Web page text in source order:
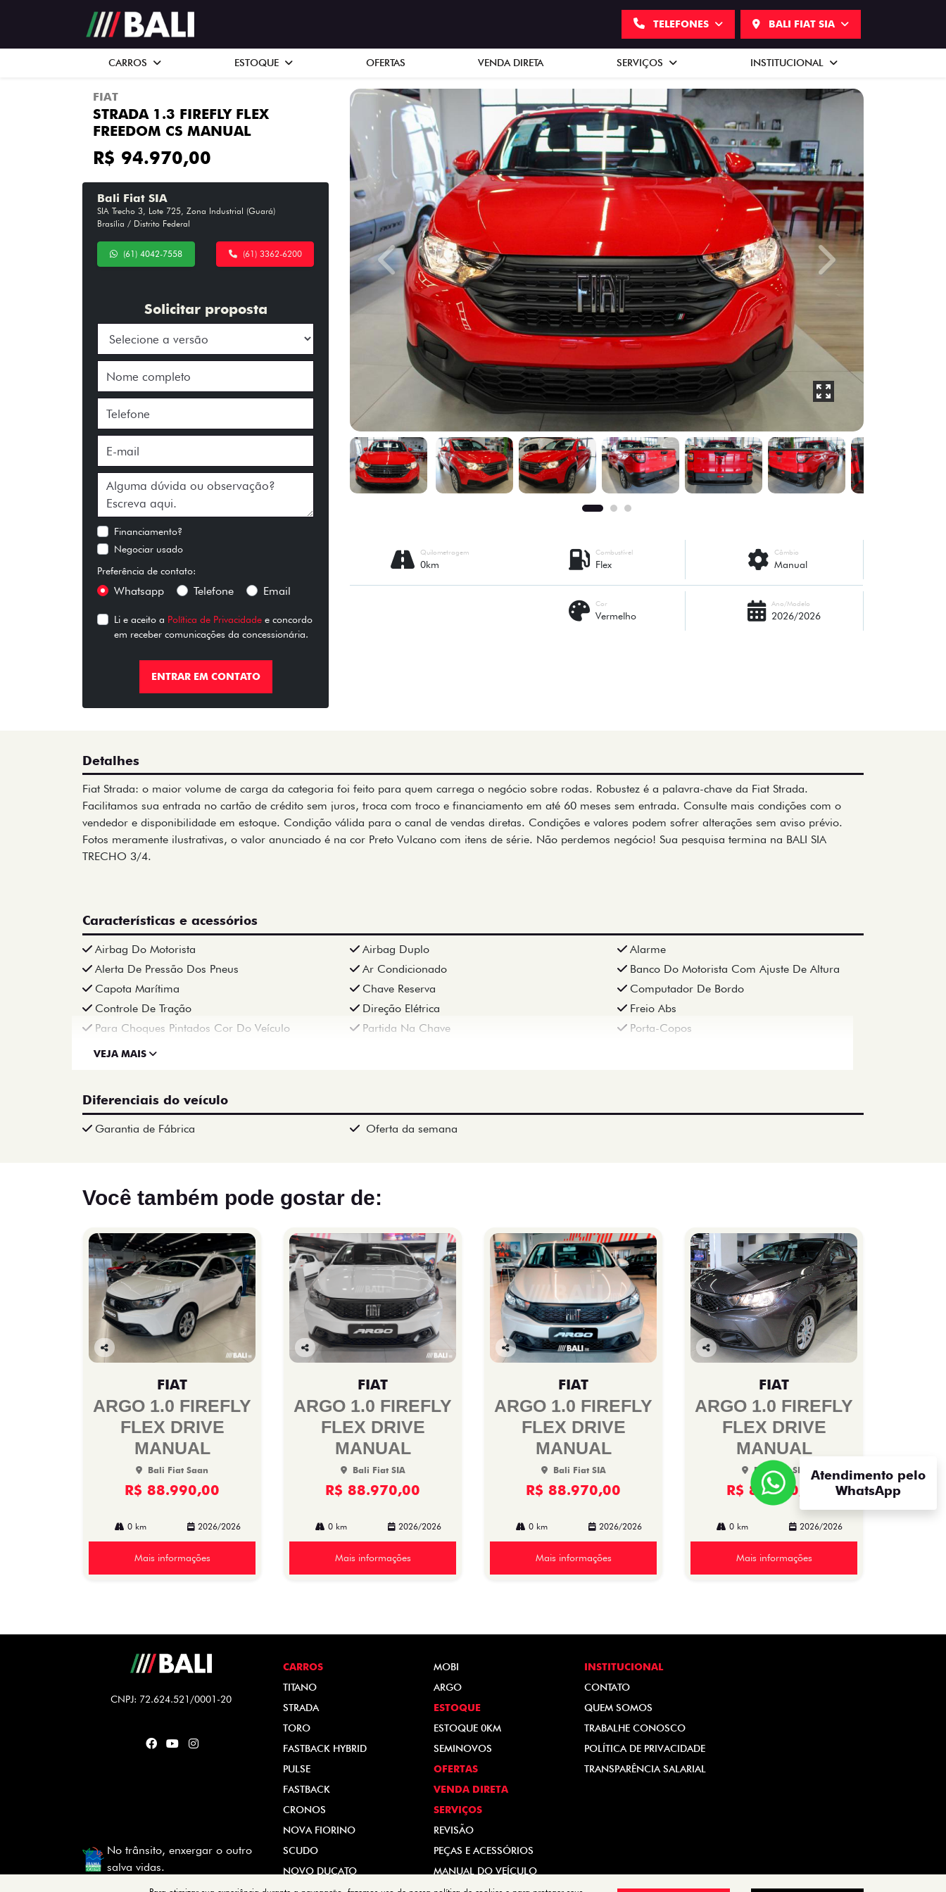
TELEFONES BALI FIAT SIA
CARROS ESTOQUE OFERTAS VENDA DIRETA SERVIÇOS INSTITUCIONAL
FIAT
STRADA 1.3 FIREFLY FLEX
FREEDOM CS MANUAL
R$ 94.970,00
Bali Fiat SIA
SIA Trecho 3, Lote 725, Zona Industrial (Guará)
Brasília / Distrito Federal
(61) 3362-6200
(61) 4042-7558
Solicitar proposta
Financiamento?
Negociar usado
Preferência de contato:
Whatsapp Telefone Email
Li e aceito a Política de Privacidade e concordo
em receber comunicações da concessionária.
ENTRAR EM CONTATO
Previous Next
Câmbio
Manual
Combustível
Flex
Quilometragem
0km
Ano/Modelo
2026/2026
Cor
Vermelho
Detalhes
Fiat Strada: o maior volume de carga da categoria foi feito para quem carrega o negócio sobre rodas. Robustez é a palavra-chave da Fiat Strada.
Facilitamos sua entrada no cartão de crédito sem juros, troca com troco e financiamento em até 60 meses sem entrada. Consulte mais condições com o
vendedor e disponibilidade em estoque. Condição válida para o canal de vendas diretas. Condições e valores podem sofrer alterações sem aviso prévio.
Fotos meramente ilustrativas, o valor anunciado é na cor Preto Vulcano com itens de série. Não perdemos negócio! Sua pesquisa termina na BALI SIA
TRECHO 3/4.
Características e acessórios
Airbag Do Motorista Airbag Duplo
Alarme
Alerta De Pressão Dos Pneus
Ar Condicionado
Banco Do Motorista Com Ajuste De Altura
Capota Marítima
Chave Reserva
Computador De Bordo
Controle De Tração
Direção Elétrica
Freio Abs
Para Choques Pintados Cor Do Veículo
Partida Na Chave Porta-Copos
VEJA MAIS
Diferenciais do veículo
Garantia de Fábrica Oferta da semana
Você também pode gostar de:
Co
lhe
FIAT
ARGO 1.0 FIREFLY
FLEX DRIVE
MANUAL
Bali Fiat Saan
R$ 88.990,00
0 km 2026/2026
Mais informações
Co
lhe
FIAT
ARGO 1.0 FIREFLY
FLEX DRIVE
MANUAL
Bali Fiat SIA
R$ 88.970,00
0 km 2026/2026
Mais informações
Co
lhe
FIAT
ARGO 1.0 FIREFLY
FLEX DRIVE
MANUAL
Bali Fiat SIA
R$ 88.970,00
0 km 2026/2026
Mais informações
Co
lhe
FIAT
ARGO 1.0 FIREFLY
FLEX DRIVE
MANUAL
Bali Fiat SIA
R$ 88.970,00
0 km 2026/2026
Mais informações
CNPJ: 72.624.521/0001-20
No trânsito, enxergar o outro
salva vidas.
CARROS
TITANO
STRADA
TORO
FASTBACK HYBRID
PULSE
FASTBACK
CRONOS
NOVA FIORINO
SCUDO
NOVO DUCATO
MOBI
ARGO
ESTOQUE
ESTOQUE 0KM
SEMINOVOS
OFERTAS
VENDA DIRETA
SERVIÇOS
REVISÃO
PEÇAS E ACESSÓRIOS
MANUAL DO VEÍCULO
INSTITUCIONAL
CONTATO
QUEM SOMOS
TRABALHE CONOSCO
POLÍTICA DE PRIVACIDADE
TRANSPARÊNCIA SALARIAL
Atendimento pelo
WhatsApp